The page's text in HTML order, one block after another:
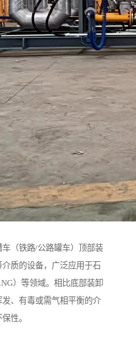
车（铁路/公路罐车）顶部装
质的设备，广泛应用于石
）等领域。相比底部装卸
、有毒或需气相平衡的介
性。